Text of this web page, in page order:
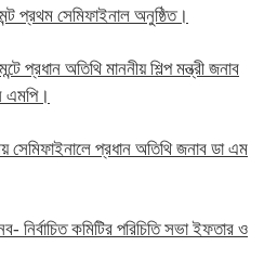
প্রথম সেমিফাইনাল অনুষ্ঠিত।
প্রধান অতিথি মাননীয় শিল্প মন্ত্রী জনাব
এমপি।
সেমিফাইনালে প্রধান অতিথি জনাব ডা এম
নির্বাচিত কমিটির পরিচিতি সভা ইফতার ও